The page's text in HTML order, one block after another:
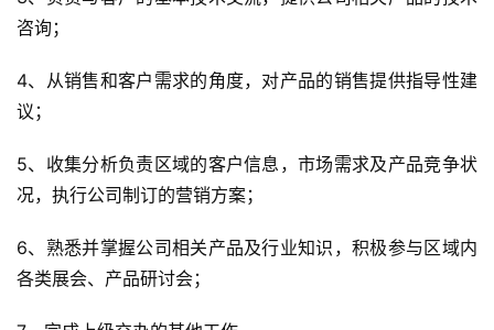
咨询；
4、从销售和客户需求的角度，对产品的销售提供指导性建
议；
5、收集分析负责区域的客户信息，市场需求及产品竞争状
况，执行公司制订的营销方案；
6、熟悉并掌握公司相关产品及行业知识，积极参与区域内
各类展会、产品研讨会；